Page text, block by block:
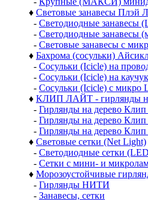
♦ Световые занавесы Плэй
- Светодиодные занавесы
- Светодиодные занавесы
- Световые занавесы с
♦ Бахрома (сосульки)
- Сосульки (Icicle) на
- Сосульки (Icicle) на
- Сосульки (Icicle) с микро
♦ КЛИП ЛАЙТ - гирлянды
- Гирлянды на дерево
- Гирлянды на дерево
- Гирлянды на дерево
♦ Световые сетки (Net Light)
- Светодиодные сетки
- Сетки с мини- и
♦ Морозоустойчивые
- Гирлянды НИТИ
- Занавесы, сетки